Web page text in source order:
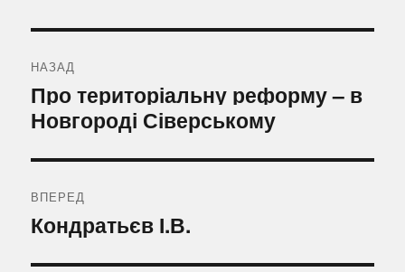
записів
НАЗАД
Попередній
запис:
Про територіальну реформу – в
Новгороді Сіверському
ВПЕРЕД
Наступний
запис:
Кондратьєв І.В.